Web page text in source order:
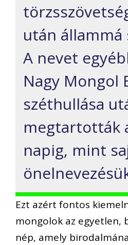
után állammá
A nevet
Nagy Mongol
széthullása
megtartották
napig, mint
Ezt azért fontos
mongolok az egyetlen,
nép, amely